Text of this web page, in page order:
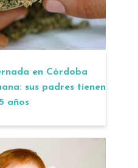
en Córdoba
sus padres tienen
años